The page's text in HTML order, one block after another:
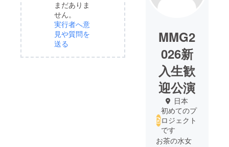
まだありま
せん。
実行者へ意
見や質問を
送る
MMG2
026新
入生歓
迎公演
日本
初めてのプ
ロジェクト
です
お茶の水女